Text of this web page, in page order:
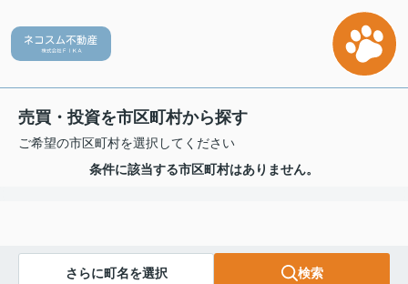
売買・投資を市区町村から探す
ご希望の市区町村を選択してください
条件に該当する市区町村はありません。
さらに町名を選択 検索